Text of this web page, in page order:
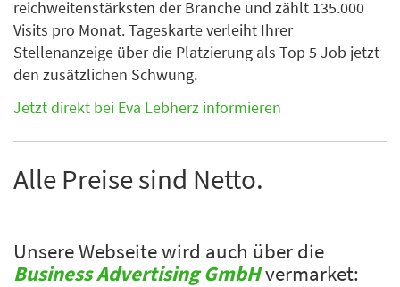
reichweitenstärksten der Branche und zählt 135.000
Visits pro Monat. Tageskarte verleiht Ihrer
Stellenanzeige über die Platzierung als Top 5 Job jetzt
den zusätzlichen Schwung.
Jetzt direkt bei Eva Lebherz informieren
Alle Preise sind Netto.
Unsere Webseite wird auch über die
Business Advertising GmbHvermarket: